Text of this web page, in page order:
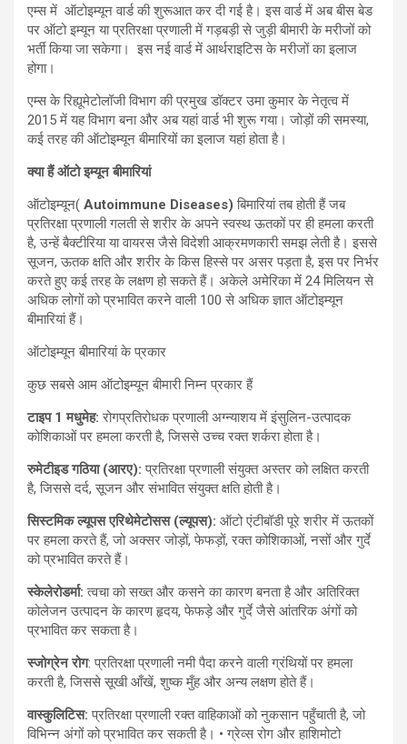
एम्स में ऑटोइम्यून वार्ड की शुरूआत कर दी गई है। इस वार्ड में अब बीस बेड
पर ऑटो इम्यून या प्रतिरक्षा प्रणाली में गड़बड़ी से जुड़ी बीमारी के मरीजों को
भर्ती किया जा सकेगा। इस नई वार्ड में आर्थराइटिस के मरीजों का इलाज
होगा।
एम्स के रिह्यूमेटोलॉजी विभाग की प्रमुख डॉक्टर उमा कुमार के नेतृत्व में
2015 में यह विभाग बना और अब यहां वार्ड भी शुरू गया। जोड़ों की समस्या,
कई तरह की ऑटोइम्यून बीमारियों का इलाज यहां होता है।
क्याहैंऑटोइम्यूनबीमारियां
ऑटोइम्यून( Autoimmune Diseases) बिमारियां तब होती हैं जब
प्रतिरक्षा प्रणाली गलती से शरीर के अपने स्वस्थ ऊतकों पर ही हमला करती
है, उन्हें बैक्टीरिया या वायरस जैसे विदेशी आक्रमणकारी समझ लेती है। इससे
सूजन, ऊतक क्षति और शरीर के किस हिस्से पर असर पड़ता है, इस पर निर्भर
करते हुए कई तरह के लक्षण हो सकते हैं। अकेले अमेरिका में 24 मिलियन से
अधिक लोगों को प्रभावित करने वाली 100 से अधिक ज्ञात ऑटोइम्यून
बीमारियां हैं।
ऑटोइम्यून बीमारियां के प्रकार
कुछ सबसे आम ऑटोइम्यून बीमारी निम्न प्रकार हैं
टाइप 1मधुमेह: रोगप्रतिरोधक प्रणाली अग्न्याशय में इंसुलिन-उत्पादक
कोशिकाओं पर हमला करती है, जिससे उच्च रक्त शर्करा होता है।
रुमेटीइडगठिया (आरए): प्रतिरक्षा प्रणाली संयुक्त अस्तर को लक्षित करती
है, जिससे दर्द, सूजन और संभावित संयुक्त क्षति होती है।
सिस्टमिकल्यूपसएरिथेमेटोसस (ल्यूपस): ऑटो एंटीबॉडी पूरे शरीर में ऊतकों
पर हमला करते हैं, जो अक्सर जोड़ों, फेफड़ों, रक्त कोशिकाओं, नसों और गुर्दे
को प्रभावित करते हैं।
स्केलेरोडर्मा: त्वचा को सख्त और कसने का कारण बनता है और अतिरिक्त
कोलेजन उत्पादन के कारण हृदय, फेफड़े और गुर्दे जैसे आंतरिक अंगों को
प्रभावित कर सकता है।
स्जोग्रेनरोग: प्रतिरक्षा प्रणाली नमी पैदा करने वाली ग्रंथियों पर हमला
करती है, जिससे सूखी आँखें, शुष्क मुँह और अन्य लक्षण होते हैं।
वास्कुलिटिस: प्रतिरक्षा प्रणाली रक्त वाहिकाओं को नुकसान पहुँचाती है, जो
विभिन्न अंगों को प्रभावित कर सकती है। • ग्रेव्स रोग और हाशिमोटो